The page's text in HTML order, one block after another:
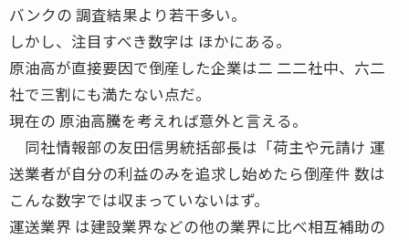
バンクの 調査結果より若干多い。
しかし、注目すべき数字は ほかにある。
原油高が直接要因で倒産した企業は二 二二社中、六二
社で三割にも満たない点だ。
現在の 原油高騰を考えれば意外と言える。
同社情報部の友田信男統括部長は「荷主や元請け 運
送業者が自分の利益のみを追求し始めたら倒産件 数は
こんな数字では収まっていないはず。
運送業界 は建設業界などの他の業界に比べ相互補助の